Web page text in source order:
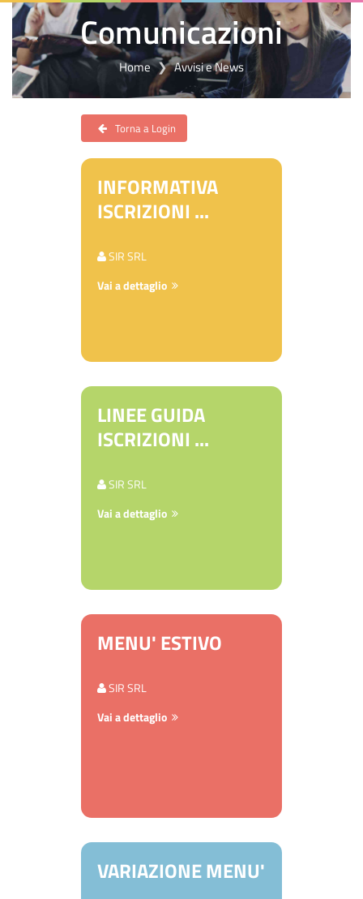
Comunicazioni
Home Avvisi e News
Torna a Login
INFORMATIVA
ISCRIZIONI ...
SIR SRL
Vai a dettaglio
LINEE GUIDA
ISCRIZIONI ...
SIR SRL
Vai a dettaglio
MENU' ESTIVO
SIR SRL
Vai a dettaglio
VARIAZIONE MENU'